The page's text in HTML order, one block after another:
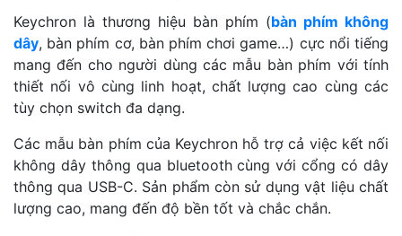
Keychron là thương hiệu bàn phím (bàn phím không
dây, bàn phím cơ, bàn phím chơi game…) cực nổi tiếng
mang đến cho người dùng các mẫu bàn phím với tính
thiết nối vô cùng linh hoạt, chất lượng cao cùng các
tùy chọn switch đa dạng.
Các mẫu bàn phím của Keychron hỗ trợ cả việc kết nối
không dây thông qua bluetooth cùng với cổng có dây
thông qua USB-C. Sản phẩm còn sử dụng vật liệu chất
lượng cao, mang đến độ bền tốt và chắc chắn.